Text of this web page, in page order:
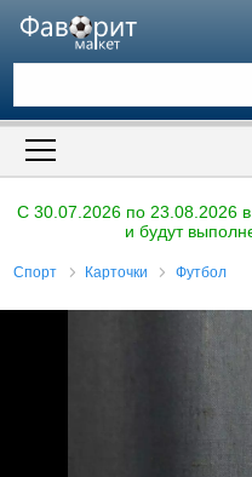
Искать также в описании
C 30.07.2026 по 23.08.2026
и будут
Спорт Карточки Футбол